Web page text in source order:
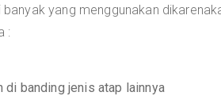
yang menggunakan
:
di banding jenis atap lainnya